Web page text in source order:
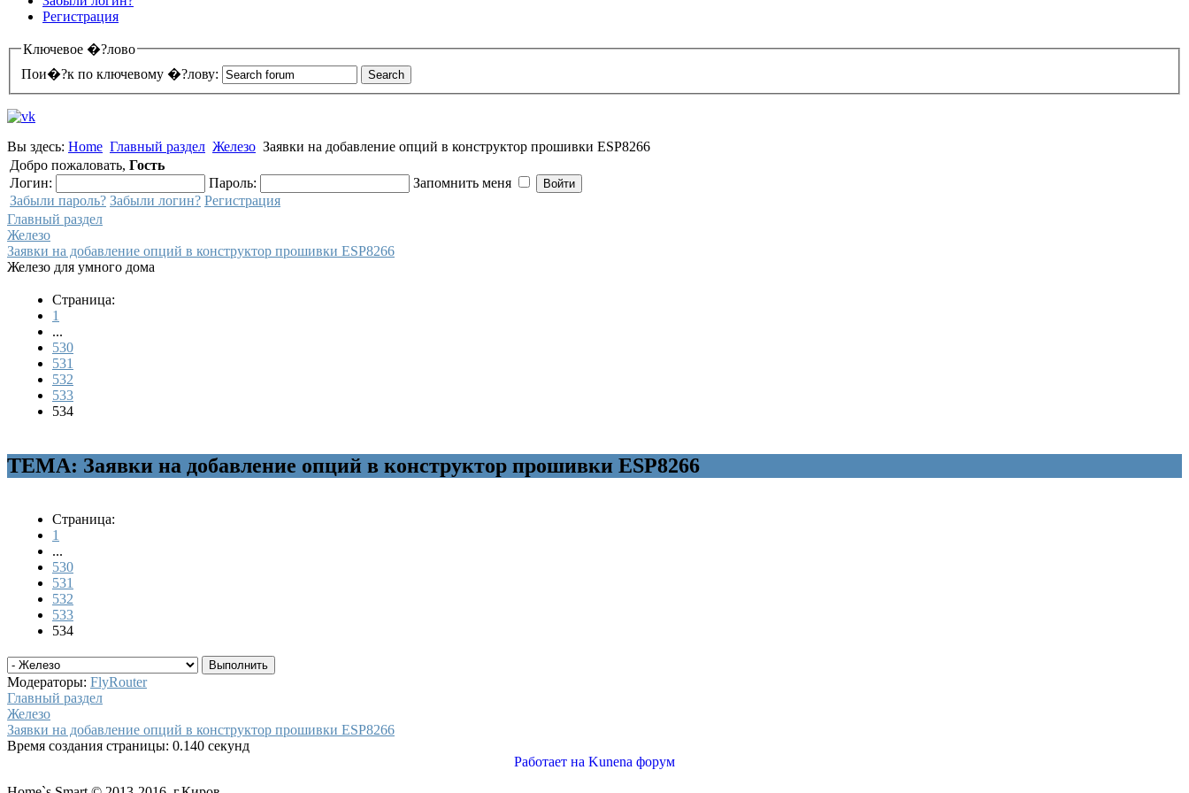
Регистрация
Ключевое �?лово
Пои�?к по ключевому �?лову:
Вы здесь: Home Главный раздел Железо Заявки на добавление опций в конструктор прошивки ESP8266
Добро пожаловать, Гость
Логин:
Пароль:
Запомнить меня
Забыли пароль? Забыли логин? Регистрация
Главный раздел
Железо
Заявки на добавление опций в конструктор прошивки ESP8266
Железо для умного дома
Страница:
1
...
530
531
532
533
534
ТЕМА: Заявки на добавление опций в конструктор прошивки ESP8266
Страница:
1
...
530
531
532
533
534
Модераторы: FlyRouter
Главный раздел
Железо
Заявки на добавление опций в конструктор прошивки ESP8266
Время создания страницы: 0.140 секунд
Работает на Kunena форум